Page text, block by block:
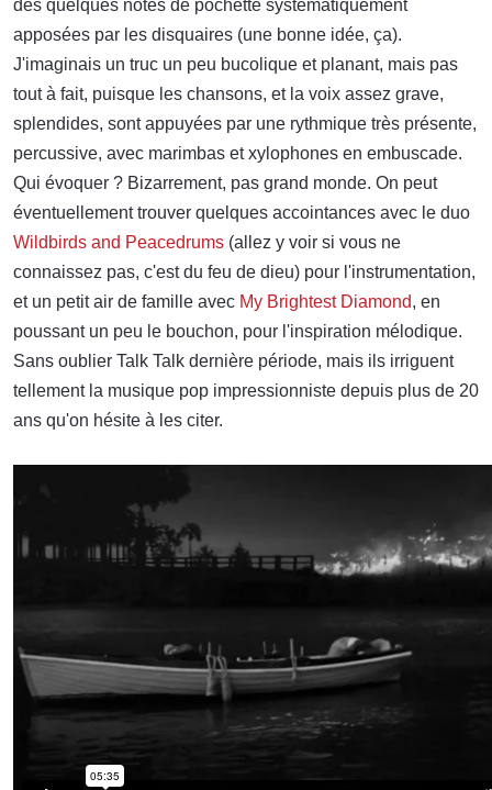
des quelques notes de pochette systématiquement
apposées par les disquaires (une bonne idée, ça).
J'imaginais un truc un peu bucolique et planant, mais pas
tout à fait, puisque les chansons, et la voix assez grave,
splendides, sont appuyées par une rythmique très présente,
percussive, avec marimbas et xylophones en embuscade.
Qui évoquer ? Bizarrement, pas grand monde. On peut
éventuellement trouver quelques accointances avec le duo
Wildbirds and Peacedrums (allez y voir si vous ne
connaissez pas, c'est du feu de dieu) pour l'instrumentation,
et un petit air de famille avec My Brightest Diamond, en
poussant un peu le bouchon, pour l'inspiration mélodique.
Sans oublier Talk Talk dernière période, mais ils irriguent
tellement la musique pop impressionniste depuis plus de 20
ans qu'on hésite à les citer.